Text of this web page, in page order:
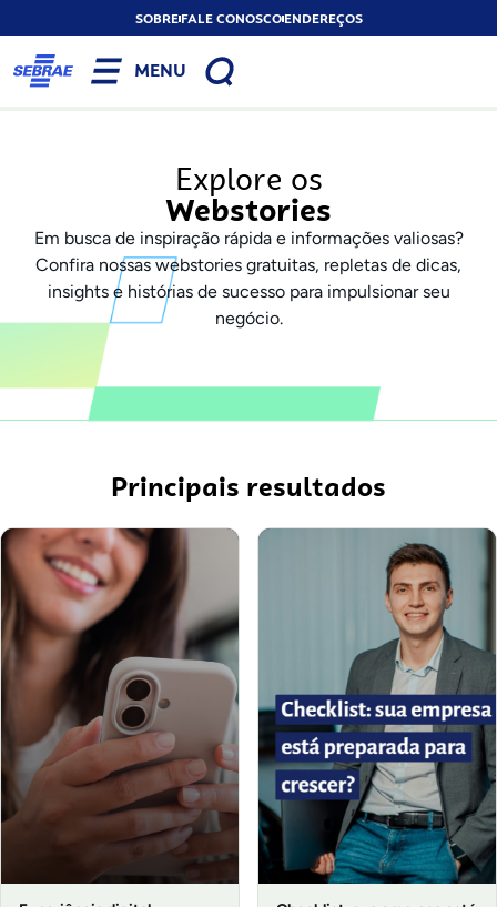
SOBREFALE CONOSCOENDEREÇOS
MENU
Explore os
Webstories
Em busca de inspiração rápida e informações valiosas?
Confira nossas webstories gratuitas, repletas de dicas,
insights e histórias de sucesso para impulsionar seu
negócio.
Principais resultados